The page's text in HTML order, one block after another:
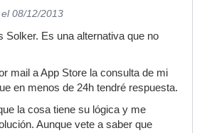
el 08/12/2013
Solker. Es una alternativa que no
mail a App Store la consulta de mi
en menos de 24h tendré respuesta.
la cosa tiene su lógica y me
Aunque vete a saber que